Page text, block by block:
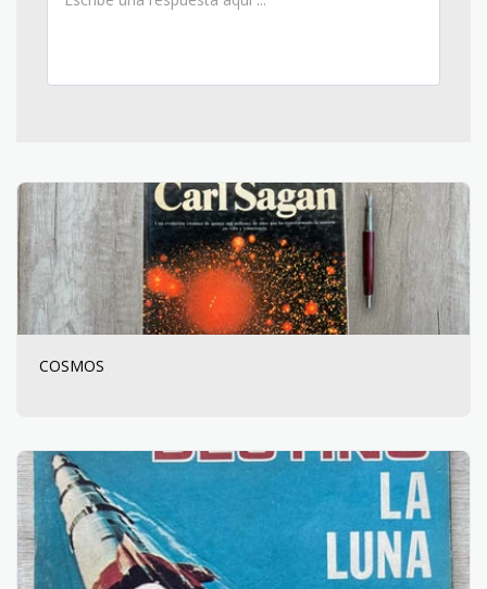
COSMOS